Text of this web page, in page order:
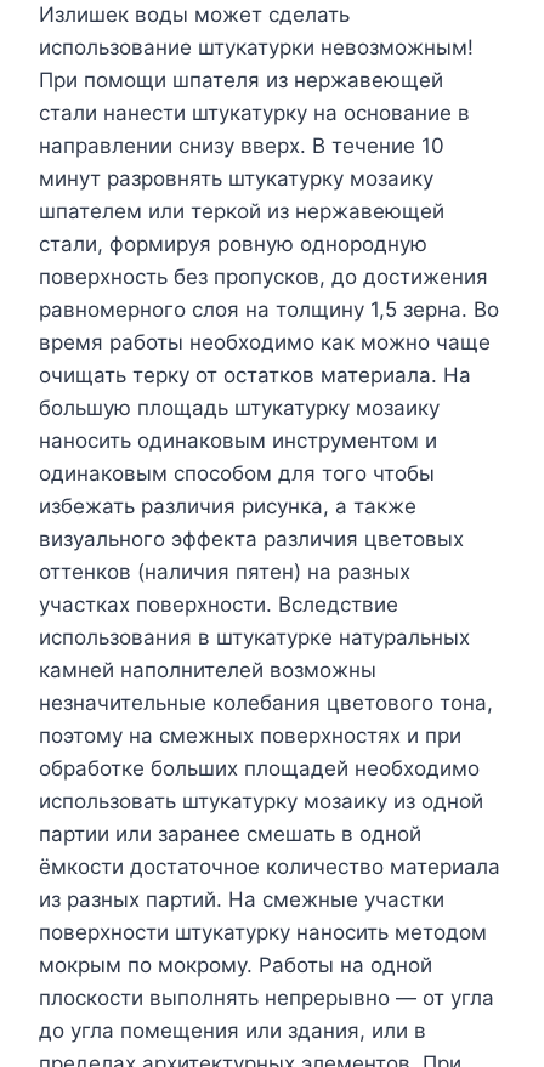
Излишек воды может сделать
использование штукатурки невозможным!
При помощи шпателя из нержавеющей
стали нанести штукатурку на основание в
направлении снизу вверх. В течение 10
минут разровнять штукатурку мозаику
шпателем или теркой из нержавеющей
стали, формируя ровную однородную
поверхность без пропусков, до достижения
равномерного слоя на толщину 1,5 зерна. Во
время работы необходимо как можно чаще
очищать терку от остатков материала. На
большую площадь штукатурку мозаику
наносить одинаковым инструментом и
одинаковым способом для того чтобы
избежать различия рисунка, а также
визуального эффекта различия цветовых
оттенков (наличия пятен) на разных
участках поверхности. Вследствие
использования в штукатурке натуральных
камней наполнителей возможны
незначительные колебания цветового тона,
поэтому на смежных поверхностях и при
обработке больших площадей необходимо
использовать штукатурку мозаику из одной
партии или заранее смешать в одной
ёмкости достаточное количество материала
из разных партий. На смежные участки
поверхности штукатурку наносить методом
мокрым по мокрому. Работы на одной
плоскости выполнять непрерывно — от угла
до угла помещения или здания, или в